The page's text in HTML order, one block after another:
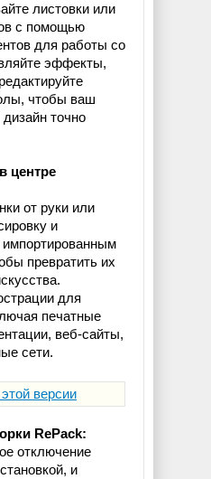
листовки или
с помощью
для работы со
эффекты,
чтобы ваш
точно
центре
от руки или
и
импортированным
превратить их
для
печатные
веб-сайты,
сети.
версии
RePack:
отключение
и